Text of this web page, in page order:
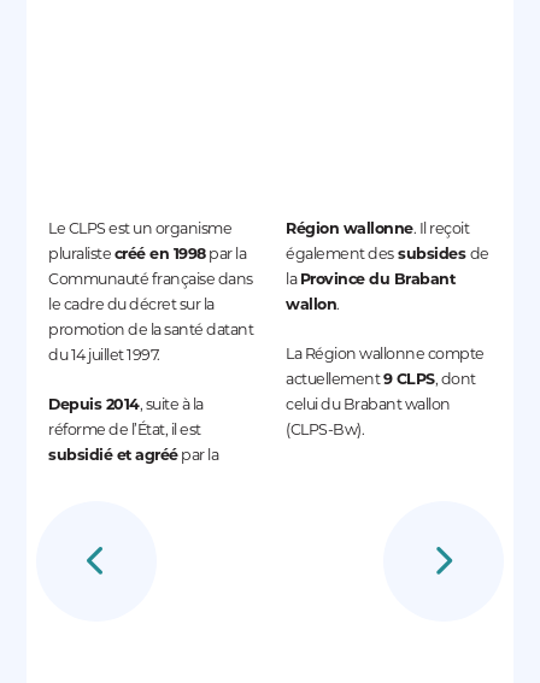
Le CLPS est un organisme
pluraliste créé en 1998par la
Communauté française dans
le cadre du décret sur la
promotion de la santé datant
du 14 juillet 1997.
Depuis 2014, suite à la
réforme de l’État, il est
subsidié et agréépar la
Région wallonne. Il reçoit
également dessubsides de
la Province du Brabant
wallon.
La Région wallonne compte
actuellement9 CLPS, dont
celui du Brabant wallon
(CLPS-Bw).